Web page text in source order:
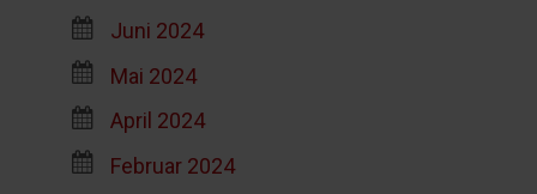
Juni 2024
Mai 2024
April 2024
Februar 2024